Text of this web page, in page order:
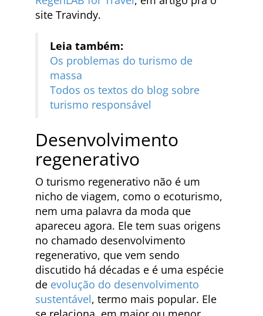
site Travindy.
Leia também:
Os problemas do turismo de
massa
Todos os textos do blog sobre
turismo responsável
Desenvolvimento
regenerativo
O turismo regenerativo não é um
nicho de viagem, como o ecoturismo,
nem uma palavra da moda que
apareceu agora. Ele tem suas origens
no chamado desenvolvimento
regenerativo, que vem sendo
discutido há décadas e é uma espécie
de evolução do desenvolvimento
sustentável, termo mais popular. Ele